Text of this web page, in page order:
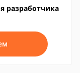
разработчика